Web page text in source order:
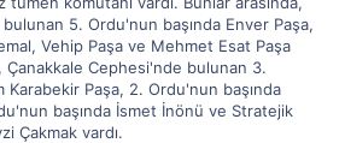
5. Ordu'nun başında Enver Paşa,
Vehip Paşa ve Mehmet Esat Paşa
Çanakkale Cephesi'nde bulunan 3.
Karabekir Paşa, 2. Ordu'nun başında
başında İsmet İnönü ve Stratejik
Çakmak vardı.